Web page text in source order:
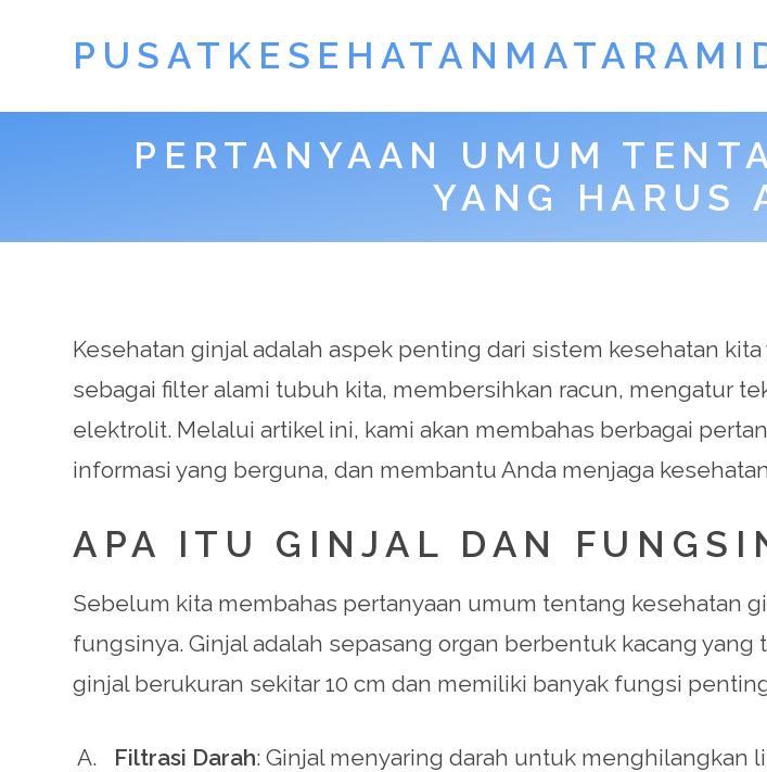
PERTANYAAN UMUM
YANG HARUS
Kesehatan ginjal adalah aspek penting dari sistem kesehatan
sebagai filter alami tubuh kita, membersihkan racun, mengatur
elektrolit. Melalui artikel ini, kami akan membahas berbagai
informasi yang berguna, dan membantu Anda menjaga
APA ITU GINJAL DAN
Sebelum kita membahas pertanyaan umum tentang kesehatan
fungsinya. Ginjal adalah sepasang organ berbentuk kacang
ginjal berukuran sekitar 10 cm dan memiliki banyak fungsi
Filtrasi Darah: Ginjal menyaring darah untuk menghilangkan